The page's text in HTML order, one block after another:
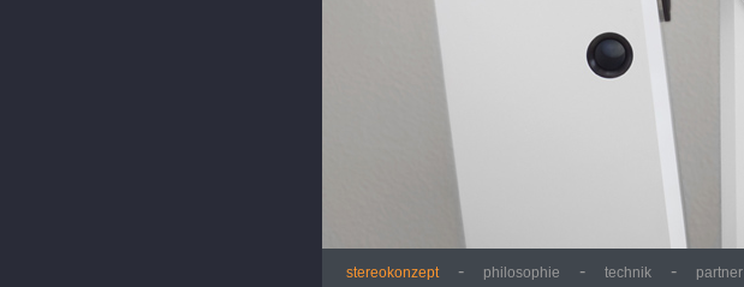
stereokonzept - philosophie - technik - partner